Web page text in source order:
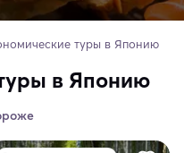
туры в Японию
в Японию